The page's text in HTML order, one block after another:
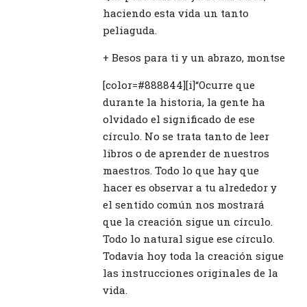
haciendo esta vida un tanto
peliaguda.
+ Besos para ti y un abrazo, montse
[color=#888844][i]“Ocurre que
durante la historia, la gente ha
olvidado el significado de ese
círculo. No se trata tanto de leer
libros o de aprender de nuestros
maestros. Todo lo que hay que
hacer es observar a tu alrededor y
el sentido común nos mostrará
que la creación sigue un círculo.
Todo lo natural sigue ese círculo.
Todavía hoy toda la creación sigue
las instrucciones originales de la
vida.